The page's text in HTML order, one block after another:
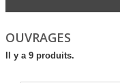
OUVRAGES
Il y a 9 produits.